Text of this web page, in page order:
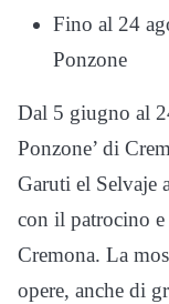
Fino al 24
Ponzone
Dal 5 giugno al
Ponzone’ di
Garuti el Selvaje
con il patrocino
Cremona. La
opere, anche di